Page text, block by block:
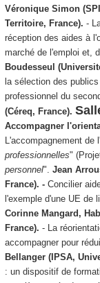
Véronique Simon
Territoire, France). -
réception des aides à
marché de l'emploi et,
Boudesseul
la sélection des
professionnel du
(Céreq, France).
Accompagner
L'accompagnement
professionnelles"
personnel". Jean
France). - Concilier
l'exemple d'une UE de
Corinne Mangard,
France). - La
accompagner pour
Bellanger (IPSA,
: un dispositif de